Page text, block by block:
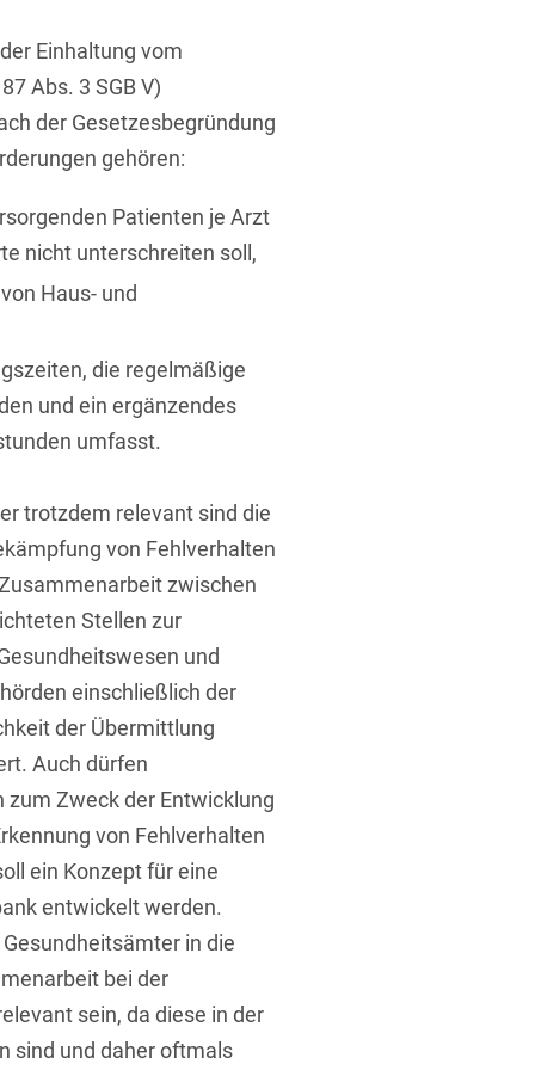
Einhaltung vom
Abs. 3 SGB V)
der Gesetzesbegründung
gehören:
Patienten je Arzt
nicht unterschreiten soll,
Haus- und
die regelmäßige
und ein ergänzendes
umfasst.
trotzdem relevant sind die
von Fehlverhalten
zwischen
Stellen zur
und
einschließlich der
der Übermittlung
Auch dürfen
Zweck der Entwicklung
von Fehlverhalten
ein Konzept für eine
entwickelt werden.
in die
bei der
sein, da diese in der
sind und daher oftmals